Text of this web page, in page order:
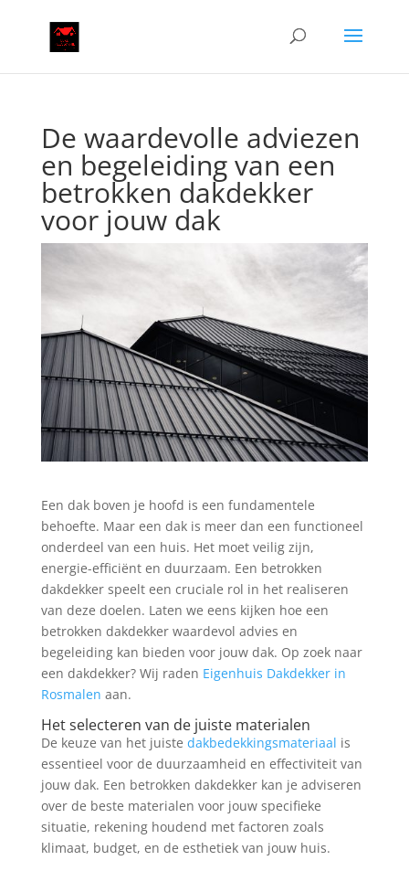
De waardevolle adviezen
en begeleiding van een
betrokken dakdekker
voor jouw dak
Een dak boven je hoofd is een fundamentele
behoefte. Maar een dak is meer dan een functioneel
onderdeel van een huis. Het moet veilig zijn,
energie-efficiënt en duurzaam. Een betrokken
dakdekker speelt een cruciale rol in het realiseren
van deze doelen. Laten we eens kijken hoe een
betrokken dakdekker waardevol advies en
begeleiding kan bieden voor jouw dak. Op zoek naar
een dakdekker? Wij raden Eigenhuis Dakdekker in
Rosmalen aan.
Het selecteren van de juiste materialen
De keuze van het juiste dakbedekkingsmateriaal is
essentieel voor de duurzaamheid en effectiviteit van
jouw dak. Een betrokken dakdekker kan je adviseren
over de beste materialen voor jouw specifieke
situatie, rekening houdend met factoren zoals
klimaat, budget, en de esthetiek van jouw huis.